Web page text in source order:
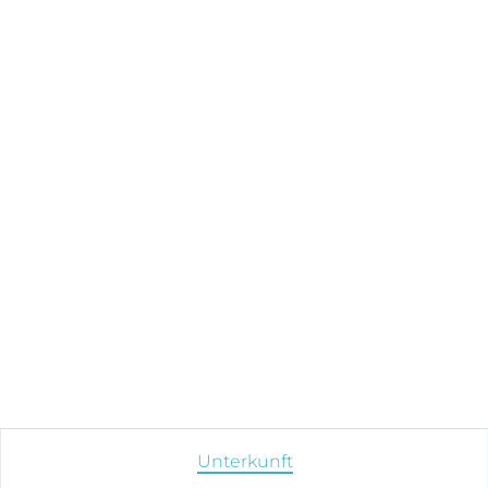
Unterkunft